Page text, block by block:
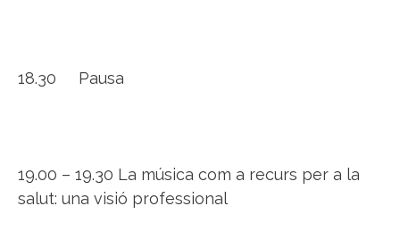
18.30 Pausa
19.00 – 19.30 La música com a recurs per a la
salut: una visió professional